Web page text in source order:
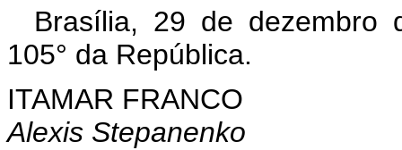
Brasília, 29 de dezembro
105° da República.
ITAMAR FRANCO
Alexis Stepanenko